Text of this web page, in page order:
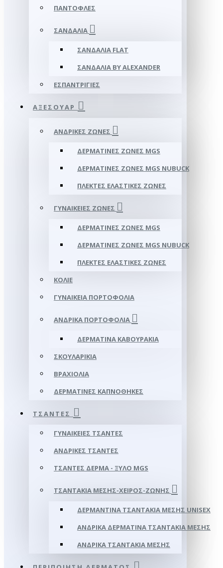
ΠΑΝΤΌΦΛΕΣ
ΣΑΝΔΆΛΙΑ
ΣΑΝΔΆΛΙΑ FLAT
ΣΑΝΔΆΛΙΑ BY ALEXANDER
ΕΣΠΑΝΤΡΊΓΙΕΣ
ΑΞΕΣΟΥΑΡ
ΑΝΔΡΙΚΈΣ ΖΏΝΕΣ
ΔΕΡΜΆΤΙΝΕΣ ΖΏΝΕΣ MGS
ΔΕΡΜΆΤΙΝΕΣ ΖΏΝΕΣ MGS NUBUCK
ΠΛΕΚΤΈΣ ΕΛΑΣΤΙΚΈΣ ΖΏΝΕΣ
ΓΥΝΑΙΚΕΊΕΣ ΖΏΝΕΣ
ΔΕΡΜΆΤΙΝΕΣ ΖΏΝΕΣ MGS
ΔΕΡΜΆΤΙΝΕΣ ΖΏΝΕΣ MGS NUBUCK
ΠΛΕΚΤΈΣ ΕΛΑΣΤΙΚΈΣ ΖΏΝΕΣ
ΚΟΛΙΈ
ΓΥΝΑΙΚΕΊΑ ΠΟΡΤΟΦΌΛΙΑ
ΑΝΔΡΙΚΆ ΠΟΡΤΟΦΌΛΙΑ
ΔΕΡΜΆΤΙΝΑ ΚΑΒΟΥΡΆΚΙΑ
ΣΚΟΥΛΑΡΊΚΙΑ
ΒΡΑΧΙΌΛΙΑ
ΔΕΡΜΆΤΙΝΕΣ ΚΑΠΝΟΘΉΚΕΣ
ΤΣΆΝΤΕΣ
ΓΥΝΑΙΚΕΊΕΣ ΤΣΆΝΤΕΣ
ΑΝΔΡΙΚΈΣ ΤΣΆΝΤΕΣ
ΤΣΆΝΤΕΣ ΔΈΡΜΑ - ΞΎΛΟ MGS
ΤΣΑΝΤΆΚΙΑ ΜΈΣΗΣ-ΧΕΙΡΌΣ-ΖΏΝΗΣ
ΔΕΡΜΆΝΤΙΝΑ ΤΣΑΝΤΆΚΙΑ ΜΈΣΗΣ UNISEX
ΑΝΔΡΙΚΆ ΔΕΡΜΆΤΙΝΑ ΤΣΑΝΤΆΚΙΑ ΜΈΣΗΣ
ΑΝΔΡΙΚΆ ΤΣΑΝΤΆΚΙΑ ΜΈΣΗΣ